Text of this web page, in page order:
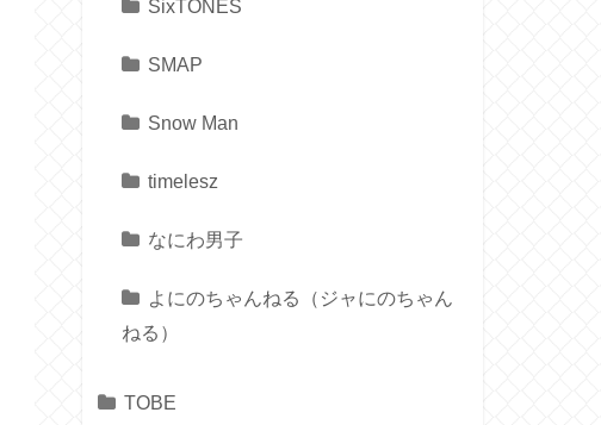
SixTONES
SMAP
Snow Man
timelesz
なにわ男子
よにのちゃんねる（ジャにのちゃん
ねる）
TOBE